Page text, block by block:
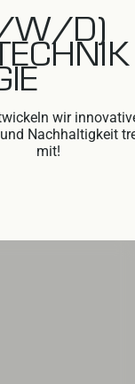
W/D)
wir
Nachhaltigkeit
mit!